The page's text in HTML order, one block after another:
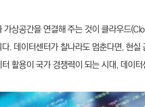
가상공간을 연결해 주는 것이 클라우드
. 데이터센터가 찰나라도 멈춘다면, 현
활용이 국가 경쟁력이 되는 시대, 데이